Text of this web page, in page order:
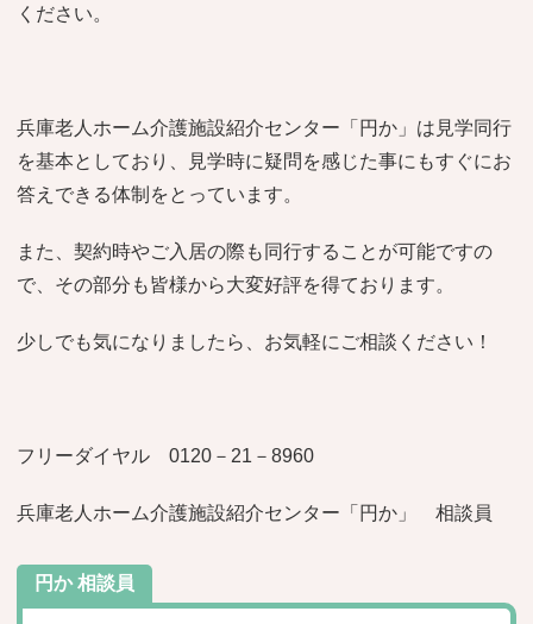
ください。
兵庫老人ホーム介護施設紹介センター「円か」は見学同行
を基本としており、見学時に疑問を感じた事にもすぐにお
答えできる体制をとっています。
また、契約時やご入居の際も同行することが可能ですの
で、その部分も皆様から大変好評を得ております。
少しでも気になりましたら、お気軽にご相談ください！
フリーダイヤル 0120－21－8960
兵庫老人ホーム介護施設紹介センター「円か」 相談員
円か 相談員